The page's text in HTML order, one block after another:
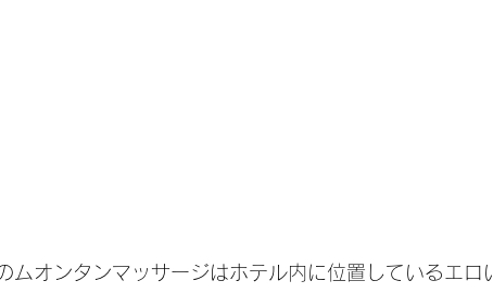
ムオンタンマッサージはホテル内に位置しているエロ